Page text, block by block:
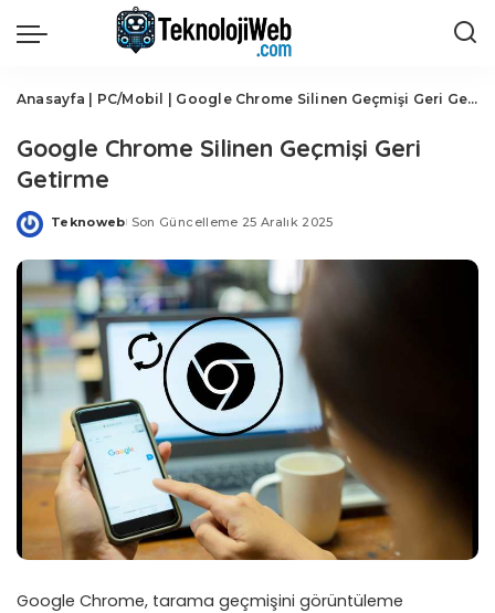
Anasayfa PC/Mobil Google Chrome Silinen Geçmişi Geri Getirme
Google Chrome Silinen Geçmişi Geri
Getirme
Posted
Teknoweb Son Güncelleme 25 Aralık 2025
Google Chrome, tarama geçmişini görüntüleme